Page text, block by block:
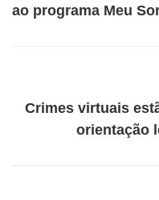
ao programa Meu
Crimes virtuais
orientação